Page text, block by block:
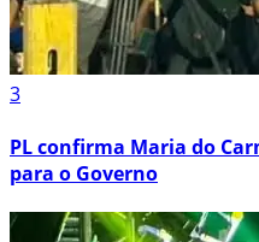
3
PL confirma Maria do
para o Governo